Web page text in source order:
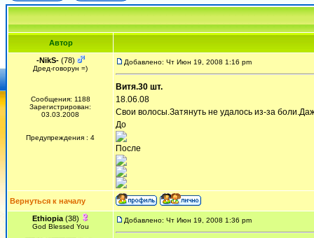
Автор
-NikS-(78)
Дред-говорун =)
Сообщения: 1188
Зарегистрирован:
03.03.2008
Предупреждения : 4
Добавлено: Чт Июн 19, 2008 1:16 pm
Витя.30 шт.
18.06.08
Свои волосы.Затянуть не удалось из-за
До
После
Вернуться к началу
Ethiopia(38)
God Blessed You
Добавлено: Чт Июн 19, 2008 1:36 pm